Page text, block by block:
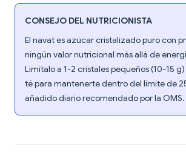
CONSEJO DEL NUTRICIONISTA
El navat es azúcar cristalizado puro con
ningún valor nutricional más allá de
Limítalo a 1-2 cristales pequeños (10-15
té para mantenerte dentro del límite de
añadido diario recomendado por la OMS.